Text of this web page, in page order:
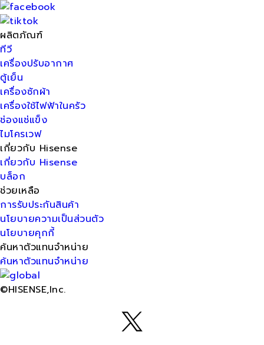
ผลิตภัณฑ์
ทีวี
เครื่องปรับอากาศ
ตู้เย็น
เครื่องซักผ้า
เครื่องใช้ไฟฟ้าในครัว
ช่องแช่แข็ง
ไมโครเวฟ
เกี่ยวกับ Hisense
เกี่ยวกับ Hisense
บล็อก
ช่วยเหลือ
การรับประกันสินค้า
นโยบายความเป็นส่วนตัว
นโยบายคุกกี้
ค้นหาตัวแทนจำหน่าย
ค้นหาตัวแทนจำหน่าย
©HISENSE,Inc.